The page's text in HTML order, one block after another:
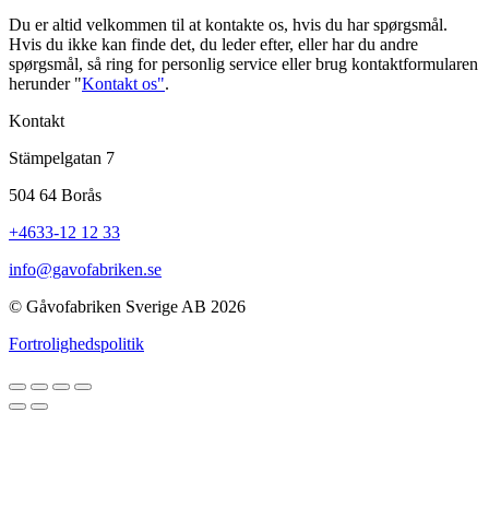
Du er altid velkommen til at kontakte os, hvis du har spørgsmål.
Hvis du ikke kan finde det, du leder efter, eller har du andre
spørgsmål, så ring for personlig service eller brug kontaktformularen
herunder "Kontakt os".
Kontakt
Stämpelgatan 7
504 64 Borås
+4633-12 12 33
info@gavofabriken.se
© Gåvofabriken Sverige AB 2026
Fortrolighedspolitik